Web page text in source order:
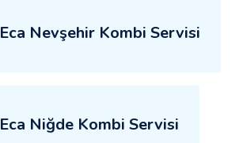
Eca Nevşehir Kombi Servisi
Eca Niğde Kombi Servisi